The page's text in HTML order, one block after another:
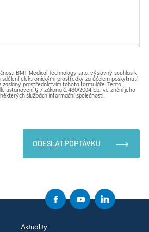
BMT Medical Technology s.r.o. výslovný souhlas k
sdělení elektronickými prostředky za účelem poskytnutí
zaslaný prostřednictvím tohoto formuláře. Tento
ustanovení § 7 zákona č. 480/2004 Sb., ve znění jeho
službách informační společnosti.
ODESLAT POPTÁVKU
Aktuality